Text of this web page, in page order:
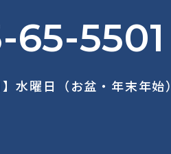
65-5501
水曜日（お盆・年末年始）